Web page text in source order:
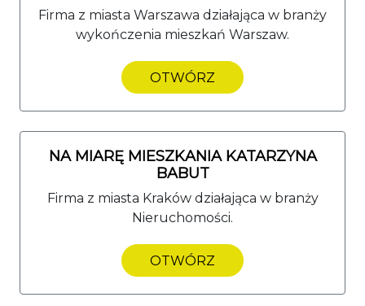
Firma z miasta Warszawa działająca w branży
wykończenia mieszkań Warszaw.
OTWÓRZ
NA MIARĘ MIESZKANIA KATARZYNA
BABUT
Firma z miasta Kraków działająca w branży
Nieruchomości.
OTWÓRZ